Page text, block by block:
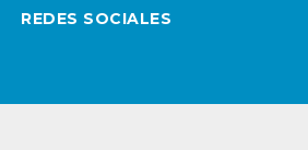
REDES SOCIALES